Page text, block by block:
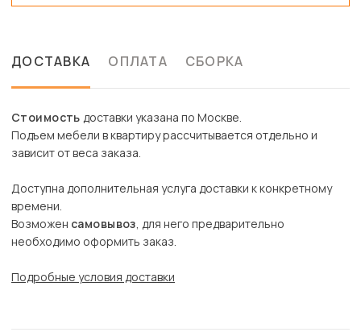
ДОСТАВКА ОПЛАТА СБОРКА
Стоимость доставки указана по Москве.
Подъем мебели в квартиру рассчитывается отдельно и
зависит от веса заказа.
Доступна дополнительная услуга доставки к конкретному
времени.
Возможен самовывоз, для него предварительно
необходимо оформить заказ.
Подробные условия доставки